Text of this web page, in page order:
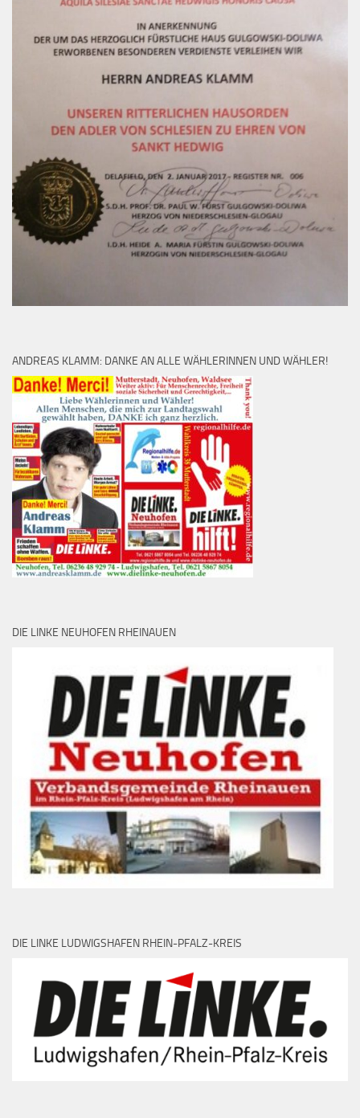
ANDREAS KLAMM: DANKE AN ALLE WÄHLERINNEN UND WÄHLER!
DIE LINKE NEUHOFEN RHEINAUEN
DIE LINKE LUDWIGSHAFEN RHEIN-PFALZ-KREIS